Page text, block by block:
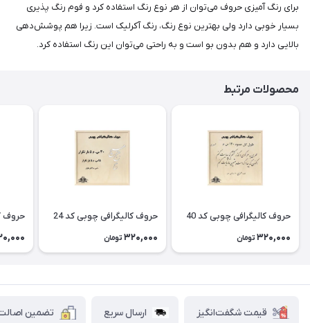
برای رنگ آمیزی حروف می‌توان از هر نوع رنگ استفاده کرد و فوم رنگ پذیری
بسیار خوبی دارد ولی بهترین نوع رنگ، رنگ آکرلیک است. زیرا هم پوشش‌دهی
بالایی دارد و هم بدون بو است و به راحتی می‌توان این رنگ استفاده کرد.
محصولات مرتبط
حروف کالیگرافی چوبی کد 40
320,000 تومان
حروف کالیگرافی چوبی کد 24
320,000 تومان
حروف
قیمت شگفت‌انگیز ارسال سریع تضمین اصالت